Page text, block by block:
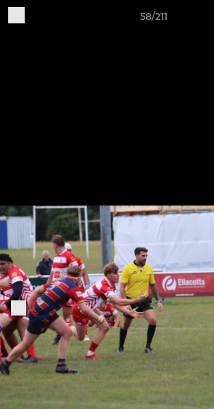
58/211